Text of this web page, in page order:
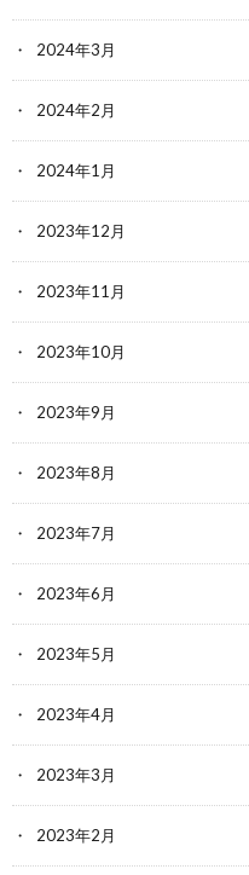
2024年3月
2024年2月
2024年1月
2023年12月
2023年11月
2023年10月
2023年9月
2023年8月
2023年7月
2023年6月
2023年5月
2023年4月
2023年3月
2023年2月